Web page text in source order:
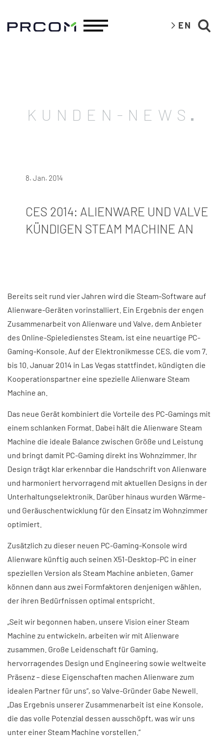
EN
KUNDEN-NEWS
8. Jan. 2014
CES 2014: ALIENWARE UND VALVE
KÜNDIGEN STEAM MACHINE AN
Bereits seit rund vier Jahren wird die Steam-Software auf
Alienware-Geräten vorinstalliert. Ein Ergebnis der engen
Zusammenarbeit von Alienware und Valve, dem Anbieter
des Online-Spieledienstes Steam, ist eine neuartige PC-
Gaming-Konsole. Auf der Elektronikmesse CES, die vom 7.
bis 10. Januar 2014 in Las Vegas stattfindet, kündigten die
Kooperationspartner eine spezielle Alienware Steam
Machine an.
Das neue Gerät kombiniert die Vorteile des PC-Gamings mit
einem schlanken Format. Dabei hält die Alienware Steam
Machine die ideale Balance zwischen Größe und Leistung
und bringt damit PC-Gaming direkt ins Wohnzimmer. Ihr
Design trägt klar erkennbar die Handschrift von Alienware
und harmoniert hervorragend mit aktuellen Designs in der
Unterhaltungselektronik. Darüber hinaus wurden Wärme-
und Geräuschentwicklung für den Einsatz im Wohnzimmer
optimiert.
Zusätzlich zu dieser neuen PC-Gaming-Konsole wird
Alienware künftig auch seinen X51-Desktop-PC in einer
speziellen Version als Steam Machine anbieten. Gamer
können dann aus zwei Formfaktoren denjenigen wählen,
der ihren Bedürfnissen optimal entspricht.
„Seit wir begonnen haben, unsere Vision einer Steam
Machine zu entwickeln, arbeiten wir mit Alienware
zusammen. Große Leidenschaft für Gaming,
hervorragendes Design und Engineering sowie weltweite
Präsenz – diese Eigenschaften machen Alienware zum
idealen Partner für uns“, so Valve-Gründer Gabe Newell.
„Das Ergebnis unserer Zusammenarbeit ist eine Konsole,
die das volle Potenzial dessen ausschöpft, was wir uns
unter einer Steam Machine vorstellen.“